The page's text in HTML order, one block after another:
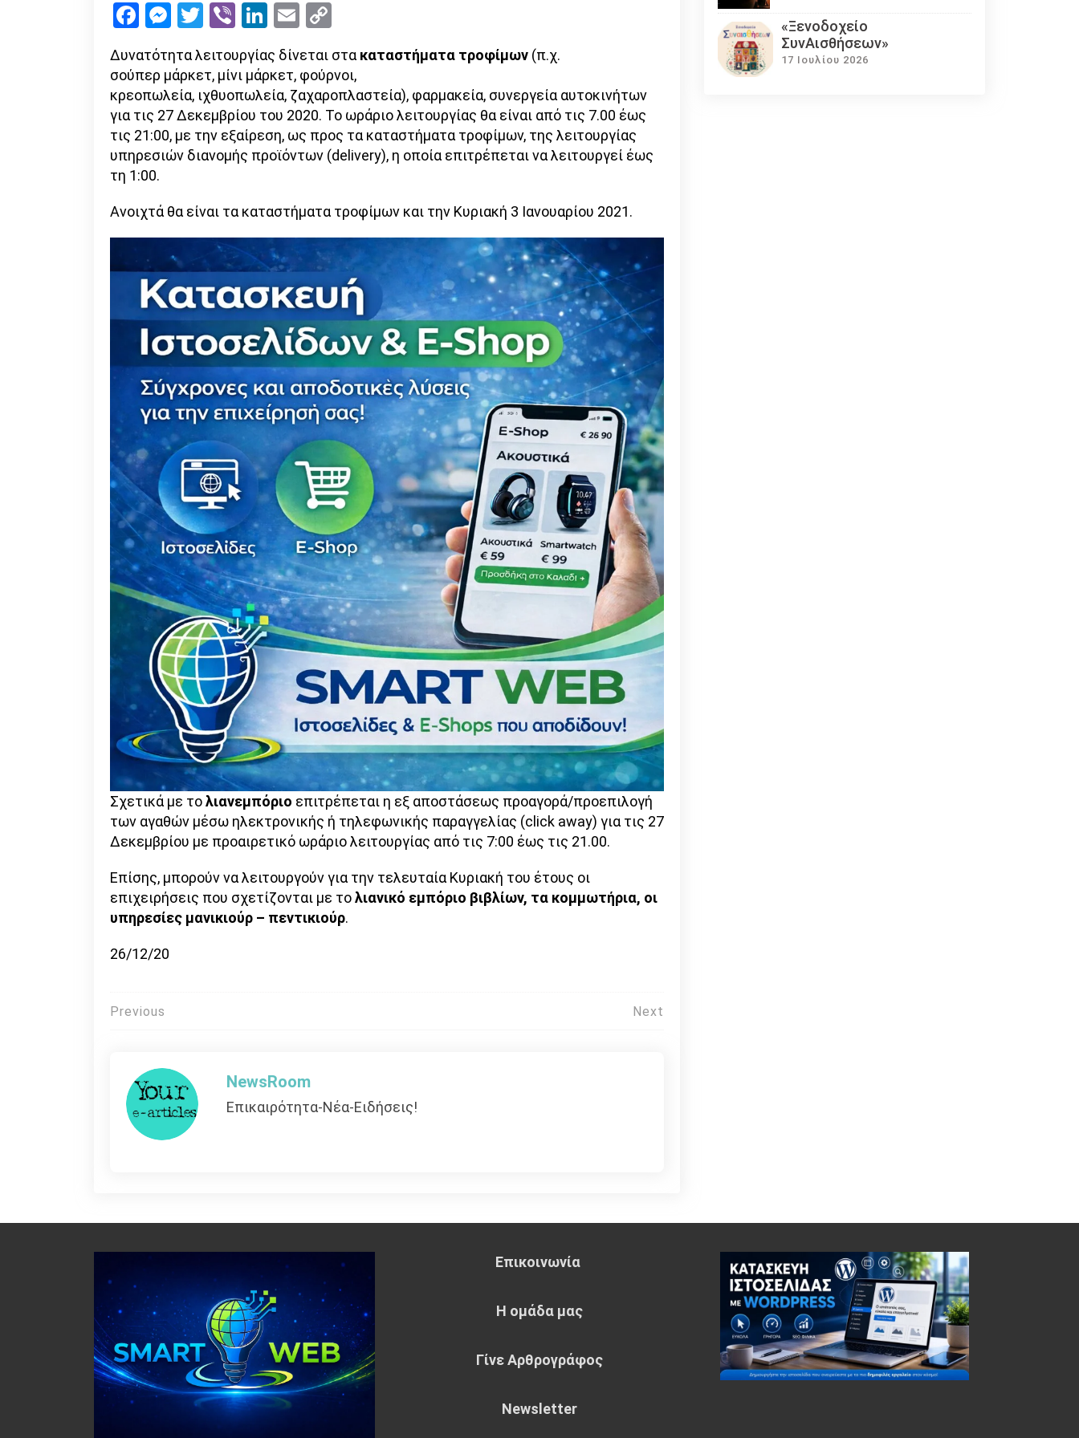
Facebook
Messenger
Twitter
ViberLinkedIn
Email
Δυνατότητα λειτουργίας δίνεται στα καταστήματα τροφίμων (π.χ.
σούπερ μάρκετ, μίνι μάρκετ, φούρνοι,
κρεοπωλεία, ιχθυοπωλεία, ζαχαροπλαστεία), φαρμακεία, συνεργεία αυτοκινήτων
για τις 27 Δεκεμβρίου του 2020. Το ωράριο λειτουργίας θα είναι από τις 7.00 έως
τις 21:00, με την εξαίρεση, ως προς τα καταστήματα τροφίμων, της λειτουργίας
υπηρεσιών διανομής προϊόντων (delivery), η οποία επιτρέπεται να λειτουργεί έως
τη 1:00.
Ανοιχτά θα είναι τα καταστήματα τροφίμων και την Κυριακή 3 Ιανουαρίου 2021.
Σχετικά με τολιανεμπόριο επιτρέπεται η εξ αποστάσεως προαγορά/προεπιλογή
των αγαθών μέσω ηλεκτρονικής ή τηλεφωνικής παραγγελίας (click away) για τις 27
Δεκεμβρίου με προαιρετικό ωράριο λειτουργίας από τις 7:00 έως τις 21.00.
Επίσης, μπορούν να λειτουργούν για την τελευταία Κυριακή του έτους οι
επιχειρήσεις που σχετίζονται με τολιανικό εμπόριο βιβλίων, τα κομμωτήρια, οι
υπηρεσίες μανικιούρ – πεντικιούρ.
26/12/20
Πλοήγηση
Previous Next
NewsRoom
Επικαιρότητα-Νέα-Ειδήσεις!
«Ξενοδοχείο
ΣυνΑισθήσεων»
17 Ιουλίου 2026
Επικοινωνία
Η ομάδα μας
Γίνε Αρθρογράφος
Newsletter